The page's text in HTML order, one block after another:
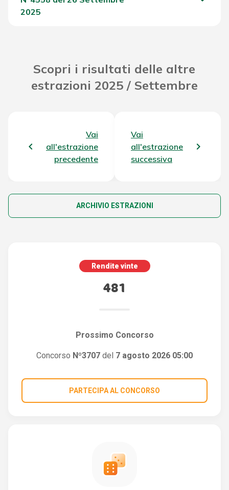
2025
Scopri i risultati delle altre
estrazioni 2025 / Settembre
Vai
all'estrazione
precedente
Vai
all'estrazione
successiva
ARCHIVIO ESTRAZIONI
Rendite vinte
481
Prossimo Concorso
Concorso Nº3707 del 7 agosto 2026 05:00
PARTECIPA AL CONCORSO